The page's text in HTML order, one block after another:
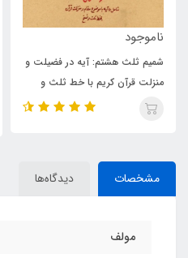
280,000
کتاب آموزش خط ثلث (نگارنده:
محمد تعریفی)
مشخصات دیدگاه‌ها
مولف